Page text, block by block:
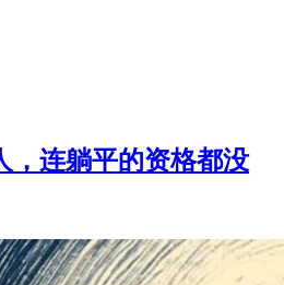
，连躺平的资格都没